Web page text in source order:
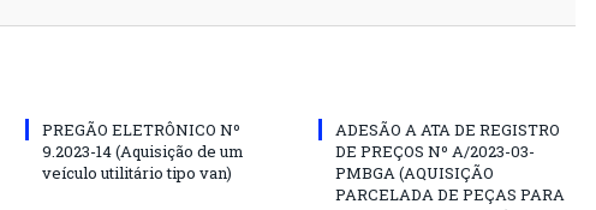
PREGÃO ELETRÔNICO Nº
9.2023-14 (Aquisição de um
veículo utilitário tipo van)
ADESÃO A ATA DE REGISTRO
DE PREÇOS Nº A/2023-03-
PMBGA (AQUISIÇÃO
PARCELADA DE PEÇAS PARA